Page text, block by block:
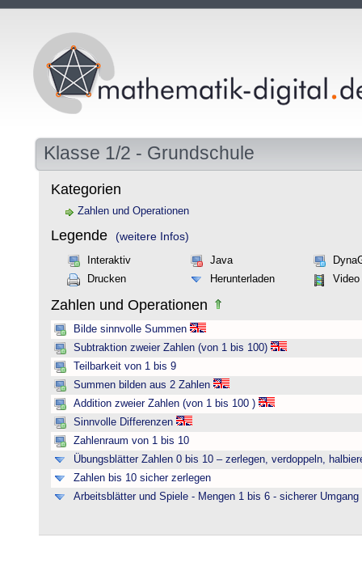
Klasse 1/2 - Grundschule
Kategorien
Zahlen und Operationen
Legende (weitere Infos)
Interaktiv Java
Drucken
Herunterladen Video
Zahlen und Operationen
Bilde sinnvolle Summen
Subtraktion zweier Zahlen (von 1 bis 100)
Teilbarkeit von 1 bis 9
Summen bilden aus 2 Zahlen
Addition zweier Zahlen (von 1 bis 100 )
Sinnvolle Differenzen
Zahlenraum von 1 bis 10
Übungsblätter Zahlen 0 bis 10 – zerlegen, verdoppeln,
Zahlen bis 10 sicher zerlegen
Arbeitsblätter und Spiele - Mengen 1 bis 6 - sicherer Umgang